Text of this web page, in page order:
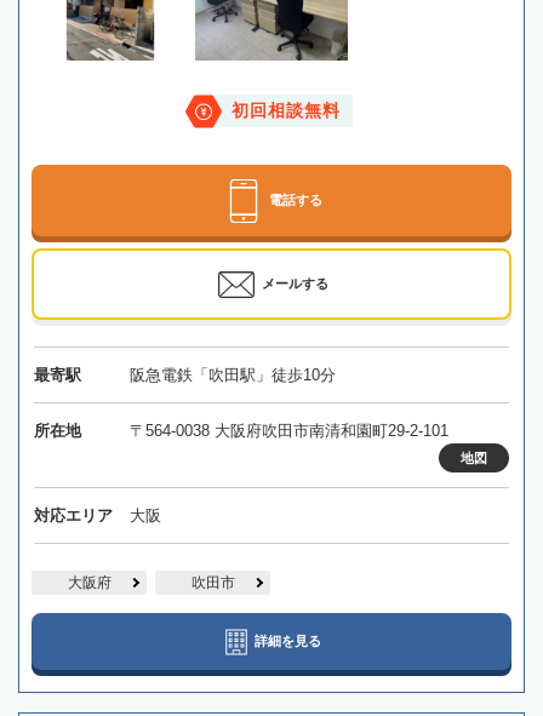
初回相談無料
電話する
メールする
最寄駅 阪急電鉄「吹田駅」徒歩10分
所在地 〒564-0038 大阪府吹田市南清和園町29-2-101
地図
対応エリア 大阪
大阪府 吹田市
詳細を見る